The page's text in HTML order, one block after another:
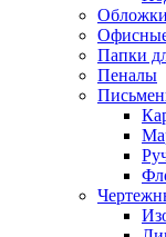
Обложки
Папки
Пеналы